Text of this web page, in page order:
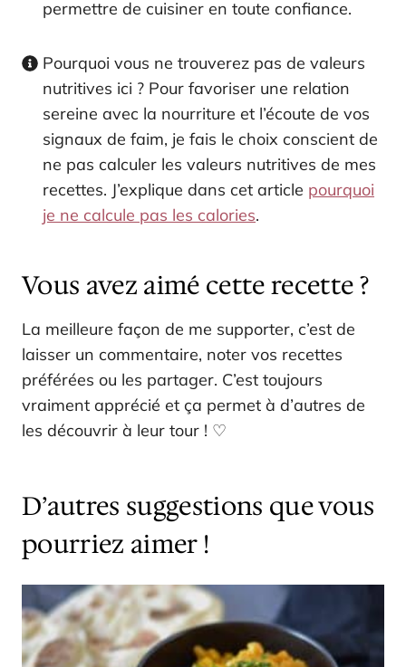
permettre de cuisiner en toute confiance.
Pourquoi vous ne trouverez pas de valeurs
nutritives ici ? Pour favoriser une relation
sereine avec la nourriture et l’écoute de vos
signaux de faim, je fais le choix conscient de
ne pas calculer les valeurs nutritives de mes
recettes. J’explique dans cet article pourquoi
je ne calcule pas les calories.
Vous avez aimé cette recette ?
La meilleure façon de me supporter, c’est de
laisser un commentaire, noter vos recettes
préférées ou les partager. C’est toujours
vraiment apprécié et ça permet à d’autres de
les découvrir à leur tour ! ♡
D’autres suggestions que vous
pourriez aimer !